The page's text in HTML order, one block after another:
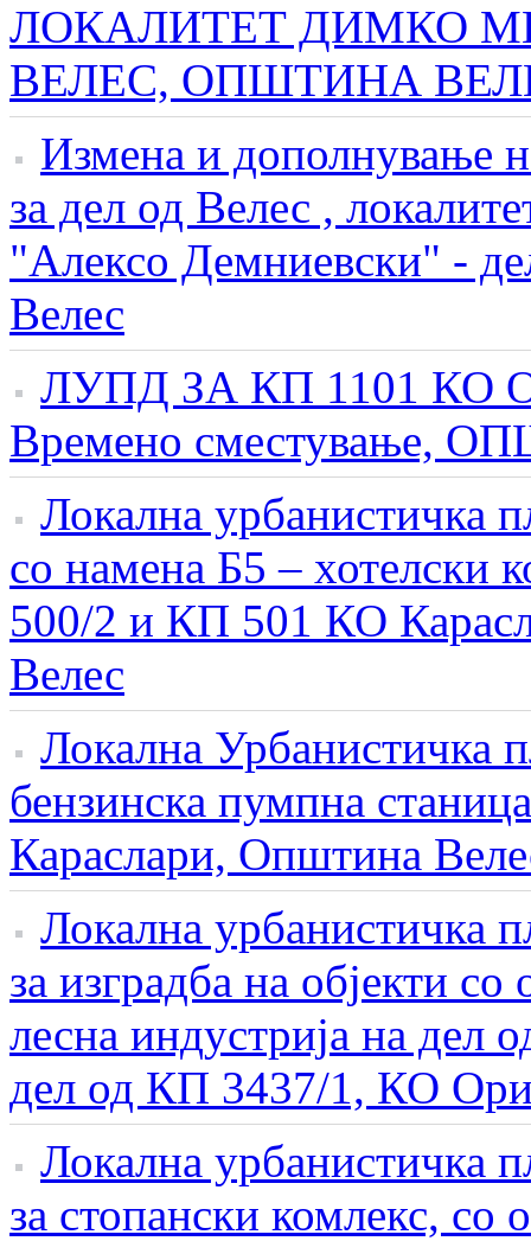
ЛОКАЛИТЕТ ДИМКО
ВЕЛЕС, ОПШТИНА
Измена и дополнување
за дел од Велес ,
"Алексо Демниевски" -
Велес
ЛУПД ЗА КП 1101
Времено сместување,
Локална урбанистичка
со намена Б5 –
500/2 и КП 501 КО
Велес
Локална Урбанистичка
бензинска пумпна
Караслари, Општина
Локална урбанистичка
за изградба на објекти
лесна индустрија на
дел од КП 3437/1, КО
Локална урбанистичка
за стопански комлекс, со